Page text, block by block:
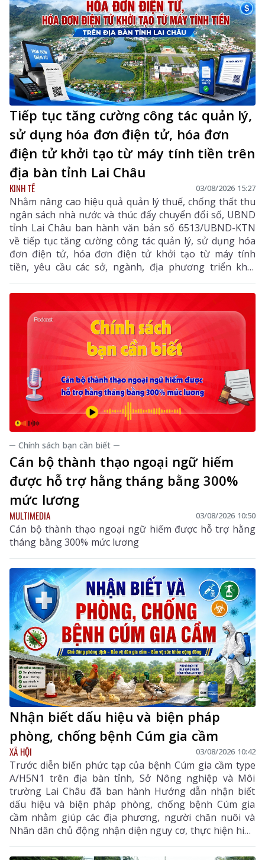
Tiếp tục tăng cường công tác quản lý,
sử dụng hóa đơn điện tử, hóa đơn
điện tử khởi tạo từ máy tính tiền trên
địa bàn tỉnh Lai Châu
KINH TẾ 03/08/2026 15:27
Nhằm nâng cao hiệu quả quản lý thuế, chống thất thu
ngân sách nhà nước và thúc đẩy chuyển đổi số, UBND
tỉnh Lai Châu ban hành văn bản số 6513/UBND-KTN
về tiếp tục tăng cường công tác quản lý, sử dụng hóa
đơn điện tử, hóa đơn điện tử khởi tạo từ máy tính
tiền, yêu cầu các sở, ngành, địa phương triển khai
đồng bộ các giải pháp nhằm nâng cao hiệu quả quản
lý thuế, chống thất thu ngân sách và thúc đẩy chuyển
đổi số trên địa bàn tỉnh.
─ Chính sách bạn cần biết ─
Cán bộ thành thạo ngoại ngữ hiếm
được hỗ trợ hằng tháng bằng 300%
mức lương
MULTIMEDIA 03/08/2026 10:50
Cán bộ thành thạo ngoại ngữ hiếm được hỗ trợ hằng
tháng bằng 300% mức lương
Nhận biết dấu hiệu và biện pháp
phòng, chống bệnh Cúm gia cầm
XÃ HỘI 03/08/2026 10:42
Trước diễn biến phức tạp của bệnh Cúm gia cầm type
A/H5N1 trên địa bàn tỉnh, Sở Nông nghiệp và Môi
trường Lai Châu đã ban hành Hướng dẫn nhận biết
dấu hiệu và biện pháp phòng, chống bệnh Cúm gia
cầm nhằm giúp các địa phương, người chăn nuôi và
Nhân dân chủ động nhận diện nguy cơ, thực hiện hiệu
quả các biện pháp phòng, chống dịch, hạn chế lây lan,
bảo vệ đàn gia cầm, sức khỏe cộng đồng và ổn định